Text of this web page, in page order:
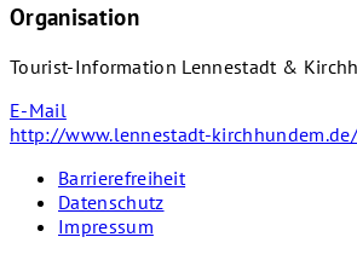
Organisation
Tourist-Information Lennestadt &
E-Mail
http://www.lennestadt-kirchhundem.de/
Barrierefreiheit
Datenschutz
Impressum